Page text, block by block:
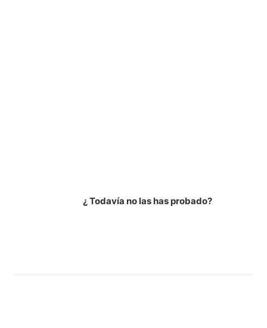
¿ Todavía no las has probado?